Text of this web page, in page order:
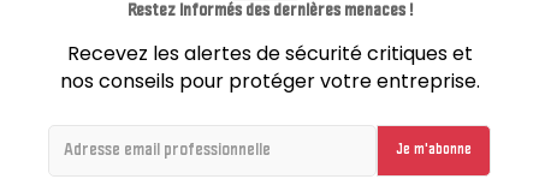
Restez informés des dernières menaces !
Recevez les alertes de sécurité critiques et
nos conseils pour protéger votre entreprise.